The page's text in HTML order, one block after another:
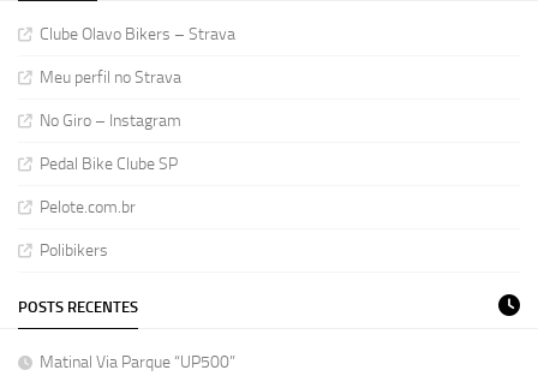
Clube Olavo Bikers – Strava
Meu perfil no Strava
No Giro – Instagram
Pedal Bike Clube SP
Pelote.com.br
Polibikers
POSTS RECENTES
Matinal Via Parque “UP500”